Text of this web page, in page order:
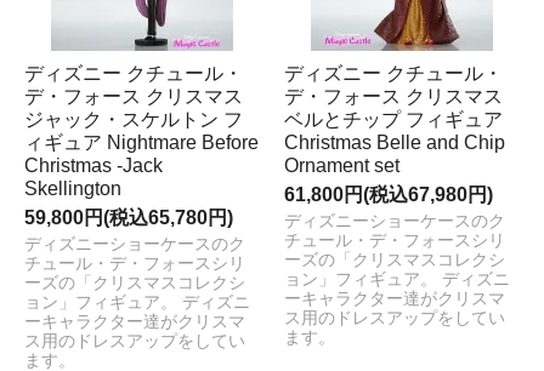
ディズニー クチュール・
デ・フォース クリスマス
ジャック・スケルトン フ
ィギュア Nightmare Before
Christmas -Jack
Skellington
59,800円(税込65,780円)
ディズニーショーケースのク
チュール・デ・フォースシリ
ーズの「クリスマスコレクシ
ョン」フィギュア。 ディズニ
ーキャラクター達がクリスマ
ス用のドレスアップをしてい
ます。
ディズニー クチュール・
デ・フォース クリスマス
ベルとチップ フィギュア
Christmas Belle and Chip
Ornament set
61,800円(税込67,980円)
ディズニーショーケースのク
チュール・デ・フォースシリ
ーズの「クリスマスコレクシ
ョン」フィギュア。 ディズニ
ーキャラクター達がクリスマ
ス用のドレスアップをしてい
ます。